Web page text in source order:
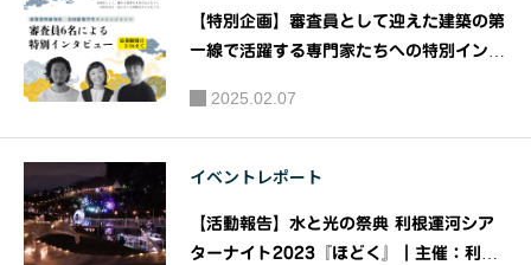
に役立つ
ミニ情
【特別企画】審査員として迎えた建築の第
一線で活躍する専門家たちへの特別インタ
ャレンジコンペ～まだ名もない和の表現
～』【3/16 応募締切！】｜主催：株式会
社 建築資料研究社/日建学院
2025.02.07
イベントレポート
【活動報告】水と光の祭典 利根運河シア
ターナイト2023『ほどく』｜主催：利根